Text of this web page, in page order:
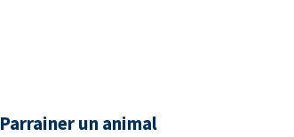
Parrainer un animal